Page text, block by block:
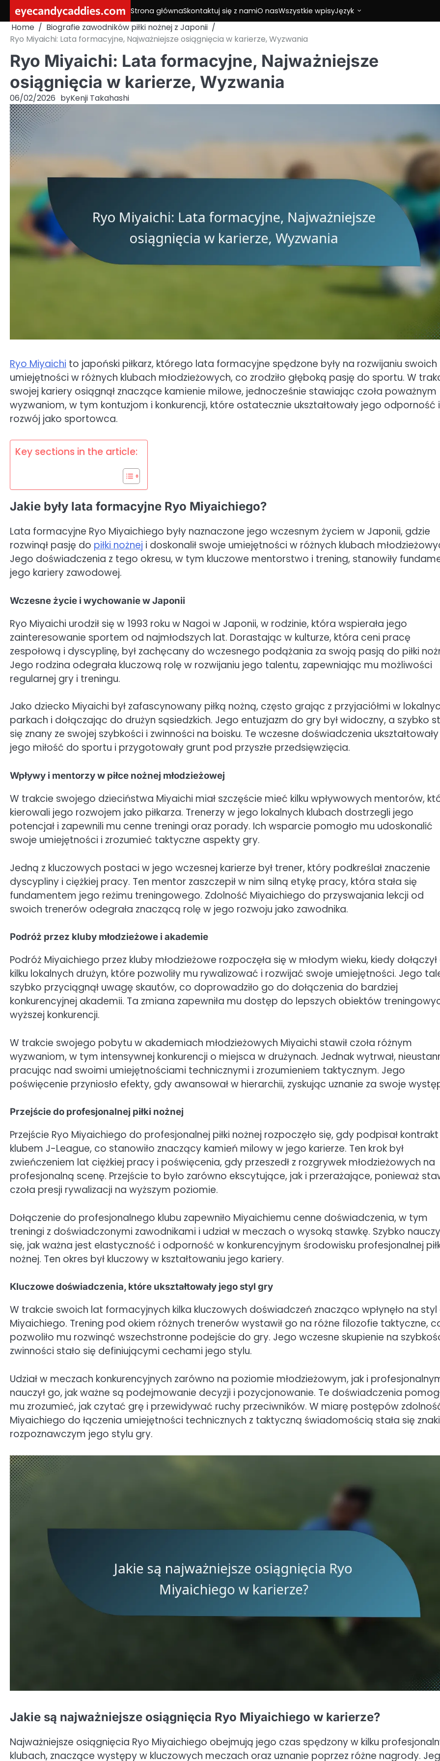
content
eyecandycaddies.com Strona głównaSkontaktuj się z namiO nasWszystkie wpisyJęzyk
Home
Biografie zawodników piłki nożnej z Japonii
Ryo Miyaichi: Lata formacyjne, Najważniejsze osiągnięcia w karierze, Wyzwania
Ryo Miyaichi: Lata formacyjne, Najważniejsze
osiągnięcia w karierze, Wyzwania
06/02/2026 byKenji Takahashi
Ryo Miyaichi to japoński piłkarz, którego lata formacyjne spędzone były na rozwijaniu swoich
umiejętności w różnych klubach młodzieżowych, co zrodziło głęboką pasję do sportu. W
swojej kariery osiągnął znaczące kamienie milowe, jednocześnie stawiając czoła poważnym
wyzwaniom, w tym kontuzjom i konkurencji, które ostatecznie ukształtowały jego odporność i
rozwój jako sportowca.
Key sections in the article:
Jakie były lata formacyjne Ryo Miyaichiego?
Lata formacyjne Ryo Miyaichiego były naznaczone jego wczesnym życiem w Japonii, gdzie
rozwinął pasję do piłki nożnej i doskonalił swoje umiejętności w różnych klubach
Jego doświadczenia z tego okresu, w tym kluczowe mentorstwo i trening, stanowiły
jego kariery zawodowej.
Wczesne życie i wychowanie w Japonii
Ryo Miyaichi urodził się w 1993 roku w Nagoi w Japonii, w rodzinie, która wspierała jego
zainteresowanie sportem od najmłodszych lat. Dorastając w kulturze, która ceni pracę
zespołową i dyscyplinę, był zachęcany do wczesnego podążania za swoją pasją do piłki
Jego rodzina odegrała kluczową rolę w rozwijaniu jego talentu, zapewniając mu możliwości
regularnej gry i treningu.
Jako dziecko Miyaichi był zafascynowany piłką nożną, często grając z przyjaciółmi w
parkach i dołączając do drużyn sąsiedzkich. Jego entuzjazm do gry był widoczny, a szybko
się znany ze swojej szybkości i zwinności na boisku. Te wczesne doświadczenia ukształtowały
jego miłość do sportu i przygotowały grunt pod przyszłe przedsięwzięcia.
Wpływy i mentorzy w piłce nożnej młodzieżowej
W trakcie swojego dzieciństwa Miyaichi miał szczęście mieć kilku wpływowych mentorów,
kierowali jego rozwojem jako piłkarza. Trenerzy w jego lokalnych klubach dostrzegli jego
potencjał i zapewnili mu cenne treningi oraz porady. Ich wsparcie pomogło mu udoskonalić
swoje umiejętności i zrozumieć taktyczne aspekty gry.
Jedną z kluczowych postaci w jego wczesnej karierze był trener, który podkreślał znaczenie
dyscypliny i ciężkiej pracy. Ten mentor zaszczepił w nim silną etykę pracy, która stała się
fundamentem jego reżimu treningowego. Zdolność Miyaichiego do przyswajania lekcji od
swoich trenerów odegrała znaczącą rolę w jego rozwoju jako zawodnika.
Podróż przez kluby młodzieżowe i akademie
Podróż Miyaichiego przez kluby młodzieżowe rozpoczęła się w młodym wieku, kiedy
kilku lokalnych drużyn, które pozwoliły mu rywalizować i rozwijać swoje umiejętności. Jego
szybko przyciągnął uwagę skautów, co doprowadziło go do dołączenia do bardziej
konkurencyjnej akademii. Ta zmiana zapewniła mu dostęp do lepszych obiektów
wyższej konkurencji.
W trakcie swojego pobytu w akademiach młodzieżowych Miyaichi stawił czoła różnym
wyzwaniom, w tym intensywnej konkurencji o miejsca w drużynach. Jednak wytrwał,
pracując nad swoimi umiejętnościami technicznymi i zrozumieniem taktycznym. Jego
poświęcenie przyniosło efekty, gdy awansował w hierarchii, zyskując uznanie za swoje
Przejście do profesjonalnej piłki nożnej
Przejście Ryo Miyaichiego do profesjonalnej piłki nożnej rozpoczęło się, gdy podpisał kontrakt
klubem J-League, co stanowiło znaczący kamień milowy w jego karierze. Ten krok był
zwieńczeniem lat ciężkiej pracy i poświęcenia, gdy przeszedł z rozgrywek młodzieżowych na
profesjonalną scenę. Przejście to było zarówno ekscytujące, jak i przerażające, ponieważ
czoła presji rywalizacji na wyższym poziomie.
Dołączenie do profesjonalnego klubu zapewniło Miyaichiemu cenne doświadczenia, w tym
treningi z doświadczonymi zawodnikami i udział w meczach o wysoką stawkę. Szybko
się, jak ważna jest elastyczność i odporność w konkurencyjnym środowisku profesjonalnej
nożnej. Ten okres był kluczowy w kształtowaniu jego kariery.
Kluczowe doświadczenia, które ukształtowały jego styl gry
W trakcie swoich lat formacyjnych kilka kluczowych doświadczeń znacząco wpłynęło na
Miyaichiego. Trening pod okiem różnych trenerów wystawił go na różne filozofie taktyczne,
pozwoliło mu rozwinąć wszechstronne podejście do gry. Jego wczesne skupienie na
zwinności stało się definiującymi cechami jego stylu.
Udział w meczach konkurencyjnych zarówno na poziomie młodzieżowym, jak i
nauczył go, jak ważne są podejmowanie decyzji i pozycjonowanie. Te doświadczenia
mu zrozumieć, jak czytać grę i przewidywać ruchy przeciwników. W miarę postępów
Miyaichiego do łączenia umiejętności technicznych z taktyczną świadomością stała się
rozpoznawczym jego stylu gry.
Jakie są najważniejsze osiągnięcia Ryo Miyaichiego w karierze?
Najważniejsze osiągnięcia Ryo Miyaichiego obejmują jego czas spędzony w kilku
klubach, znaczące występy w kluczowych meczach oraz uznanie poprzez różne nagrody.